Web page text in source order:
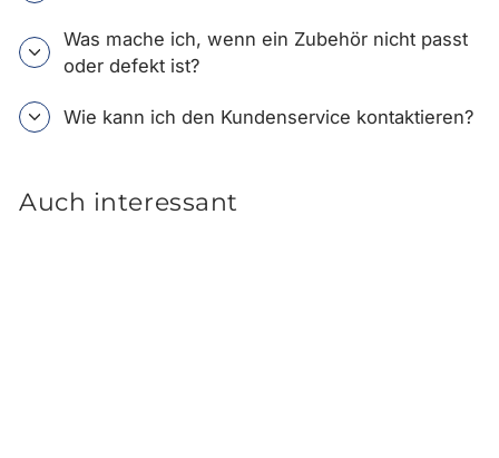
Was mache ich, wenn ein Zubehör nicht passt
oder defekt ist?
Wie kann ich den Kundenservice kontaktieren?
Auch interessant